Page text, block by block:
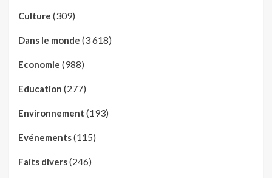
Culture (309)
Dans le monde (3 618)
Economie (988)
Education (277)
Environnement (193)
Evénements(115)
Faits divers(246)